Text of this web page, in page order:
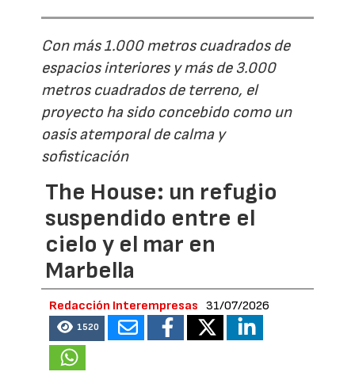
Con más 1.000 metros cuadrados de
espacios interiores y más de 3.000
metros cuadrados de terreno, el
proyecto ha sido concebido como un
oasis atemporal de calma y
sofisticación
The House: un refugio
suspendido entre el
cielo y el mar en
Marbella
Redacción Interempresas 31/07/2026
1520